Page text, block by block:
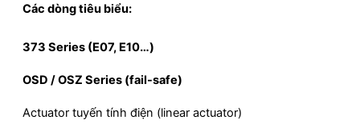
Các dòng tiêu biểu:
373 Series (E07, E10…)
OSD / OSZ Series (fail-safe)
Actuator tuyến tính điện (linear actuator)